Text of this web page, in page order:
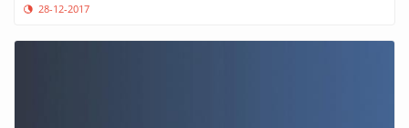
28-12-2017